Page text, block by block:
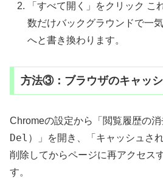
「すべて開く」をクリック こ
数だけバックグラウンドで一
へと書き換わります。
方法③：ブラウザのキャッ
Chromeの設定から「閲覧履歴の消
Del ）」を開き、「キャッシュさ
削除してからページに再アクセス
す。